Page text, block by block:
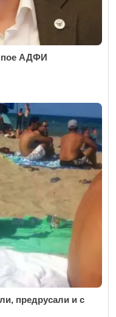
пое АДФИ
предрусали и с